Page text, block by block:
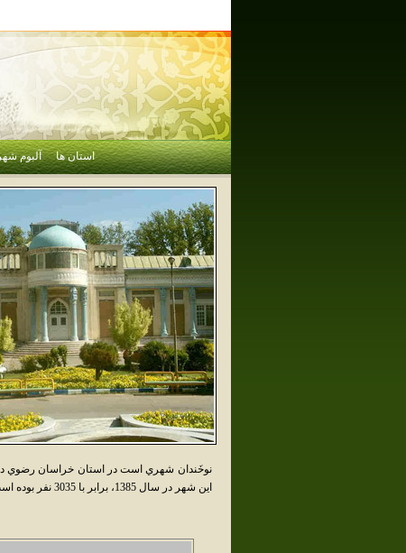
استان ها آلبوم
نوخَندان شهري است در استان خراسان رضوي
اين شهر در سال 1385، برابر با 3035 نفر بوده است.